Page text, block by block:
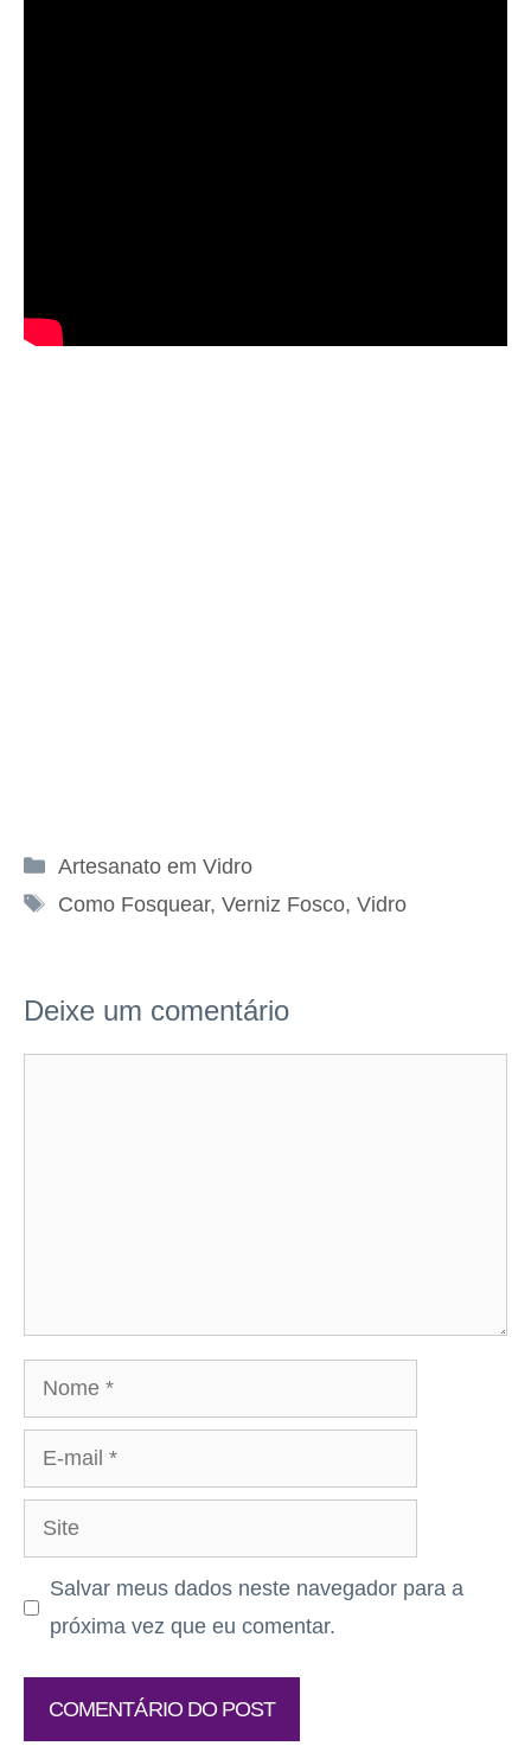
Categorias
Artesanato em Vidro
Tags
Como Fosquear, Verniz Fosco, Vidro
Deixe um comentário
Nome
mail
Site
Salvar meus dados neste navegador para a
próxima vez que eu comentar.